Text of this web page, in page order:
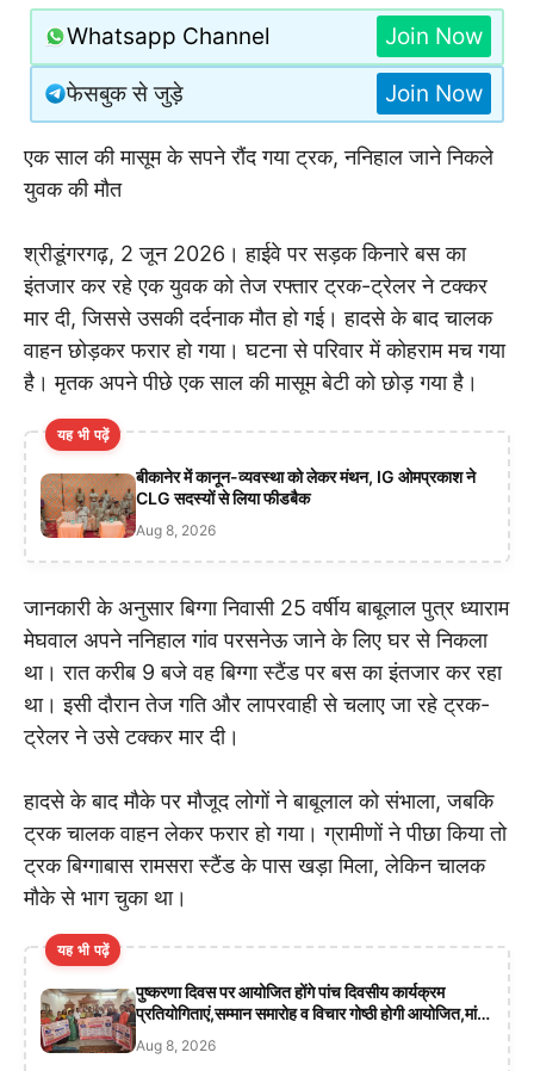
Whatsapp Channel Join Now
फेसबुक से जुड़े Join Now
एक साल की मासूम के सपने रौंद गया ट्रक, ननिहाल जाने निकले
युवक की मौत
श्रीडूंगरगढ़, 2 जून 2026। हाईवे पर सड़क किनारे बस का
इंतजार कर रहे एक युवक को तेज रफ्तार ट्रक-ट्रेलर ने टक्कर
मार दी, जिससे उसकी दर्दनाक मौत हो गई। हादसे के बाद चालक
वाहन छोड़कर फरार हो गया। घटना से परिवार में कोहराम मच गया
है। मृतक अपने पीछे एक साल की मासूम बेटी को छोड़ गया है।
यह भी पढ़ें
बीकानेर में कानून-व्यवस्था को लेकर मंथन, IG ओमप्रकाश ने
CLG सदस्यों से लिया फीडबैक
Aug 8, 2026
जानकारी के अनुसार बिग्गा निवासी 25 वर्षीय बाबूलाल पुत्र ध्याराम
मेघवाल अपने ननिहाल गांव परसनेऊ जाने के लिए घर से निकला
था। रात करीब 9 बजे वह बिग्गा स्टैंड पर बस का इंतजार कर रहा
था। इसी दौरान तेज गति और लापरवाही से चलाए जा रहे ट्रक-
ट्रेलर ने उसे टक्कर मार दी।
हादसे के बाद मौके पर मौजूद लोगों ने बाबूलाल को संभाला, जबकि
ट्रक चालक वाहन लेकर फरार हो गया। ग्रामीणों ने पीछा किया तो
ट्रक बिग्गाबास रामसरा स्टैंड के पास खड़ा मिला, लेकिन चालक
मौके से भाग चुका था।
यह भी पढ़ें
पुष्करणा दिवस पर आयोजित होंगे पांच दिवसीय कार्यक्रम
प्रतियोगिताएं,सम्मान समारोह व विचार गोष्ठी होगी आयोजित,मां
Aug 8, 2026